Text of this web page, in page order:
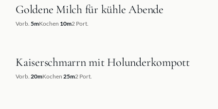
REZEPT
Goldene Milch für kühle Abende
Vorb. 5mKochen 10m2 Port.
REZEPT
Kaiserschmarrn mit Holunderkompott
Vorb. 20mKochen 25m2 Port.